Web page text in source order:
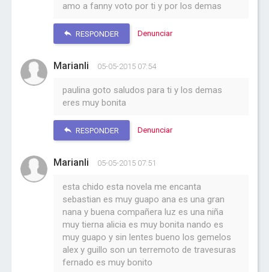
amo a fanny voto por ti y por los demas
RESPONDER Denunciar
Marianli 05-05-2015 07:54
paulina goto saludos para ti y los demas
eres muy bonita
RESPONDER Denunciar
Marianli 05-05-2015 07:51
esta chido esta novela me encanta
sebastian es muy guapo ana es una gran
nana y buena compañera luz es una niña
muy tierna alicia es muy bonita nando es
muy guapo y sin lentes bueno los gemelos
alex y guillo son un terremoto de travesuras
fernado es muy bonito